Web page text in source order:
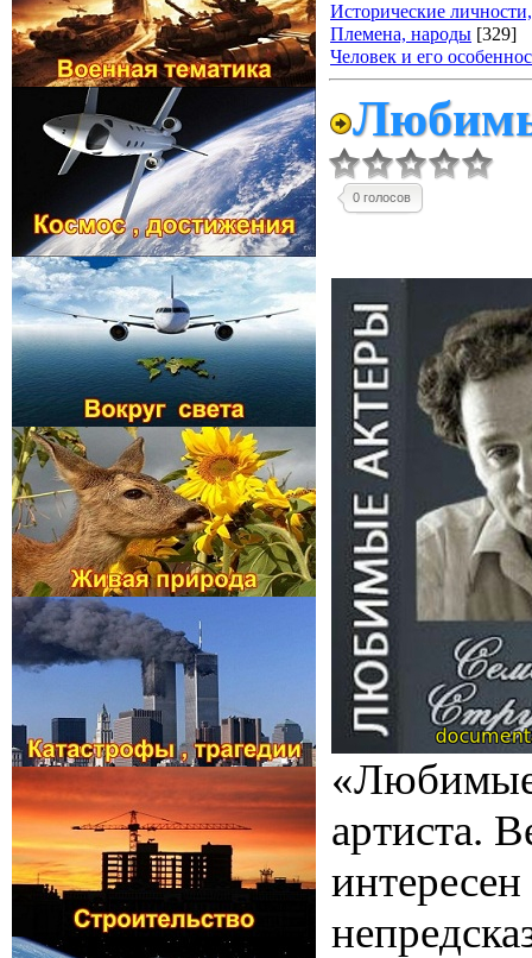
Исторические
Племена, народы [329]
Человек и его
0 голосов
«Любимые
артиста.